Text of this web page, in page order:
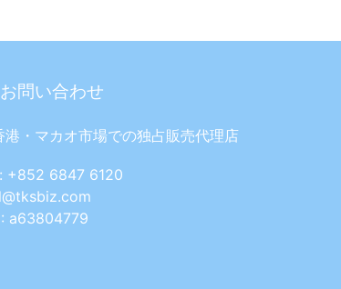
問い合わせ
・マカオ市場での独占販売代理店
+852 6847 6120
a63804779